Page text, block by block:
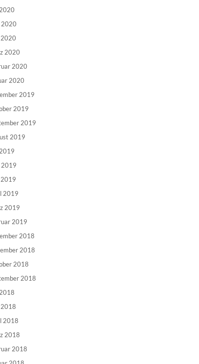
2020
2020
2020
2020
2019
2019
2019
2019
2019
2019
2019
2019
2018
2018
2018
2018
2018
2018
2018